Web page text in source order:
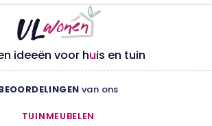
ideeën voor huis en tuin
van ons
TUINMEUBELEN